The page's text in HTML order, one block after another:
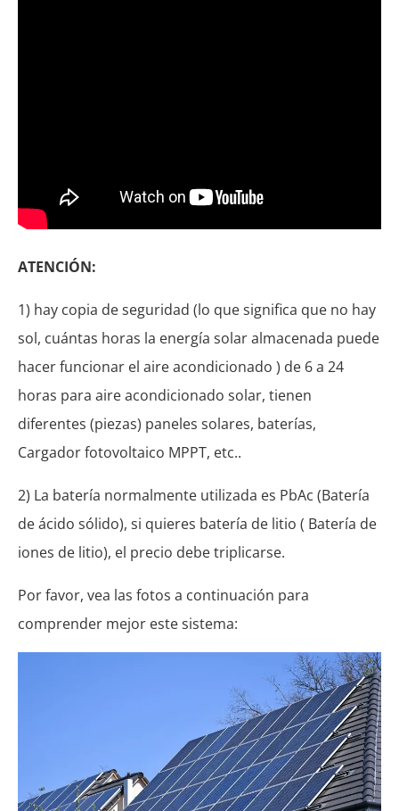
ATENCIÓN:
1) hay copia de seguridad (lo que significa que no hay
sol, cuántas horas la energía solar almacenada puede
hacer funcionar el aire acondicionado ) de 6 a 24
horas para aire acondicionado solar, tienen
diferentes (piezas) paneles solares, baterías,
Cargador fotovoltaico MPPT, etc..
2) La batería normalmente utilizada es PbAc (Batería
de ácido sólido), si quieres batería de litio ( Batería de
iones de litio), el precio debe triplicarse.
Por favor, vea las fotos a continuación para
comprender mejor este sistema: